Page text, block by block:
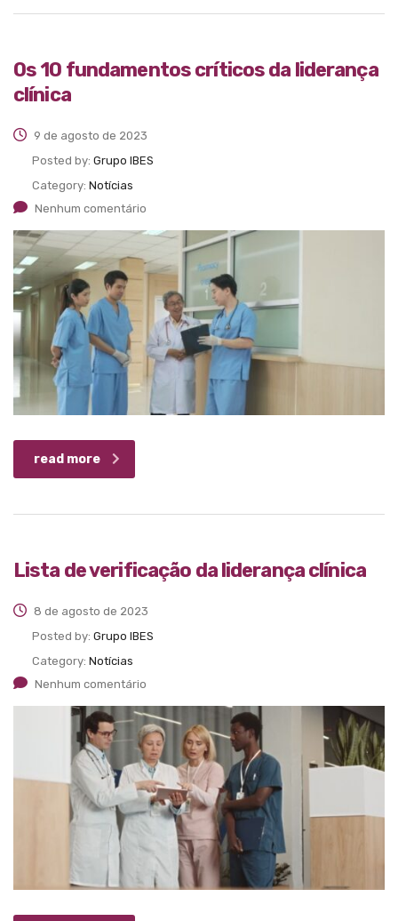
Os 10 fundamentos críticos da liderança
clínica
9 de agosto de 2023
Posted by: Grupo IBES
Category: Notícias
Nenhum comentário
read more
Lista de verificação da liderança clínica
8 de agosto de 2023
Posted by: Grupo IBES
Category: Notícias
Nenhum comentário